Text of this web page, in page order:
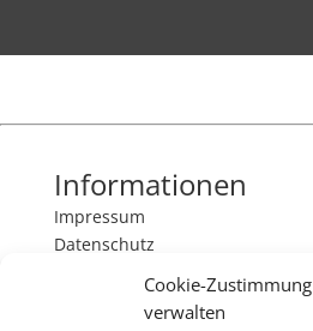
Cookie-Zustimmung
verwalten
Informationen
Impressum
Datenschutz
Kontakt